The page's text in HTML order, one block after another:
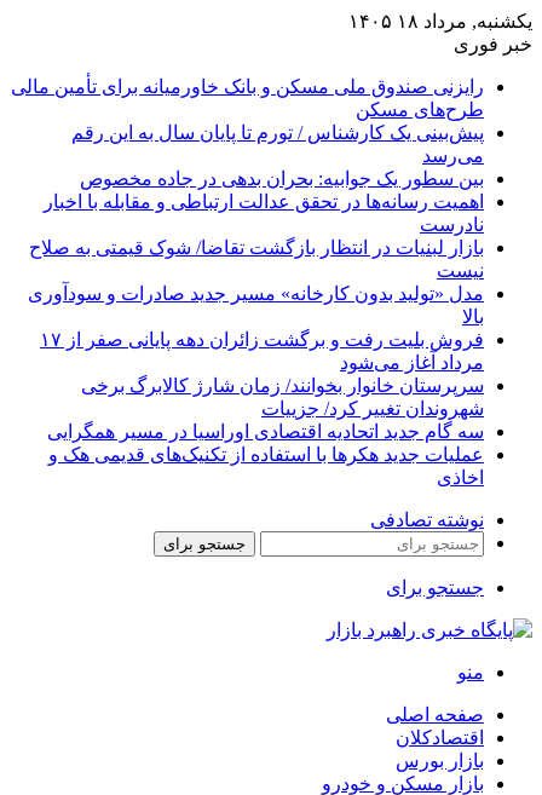
یکشنبه, مرداد ۱۸ ۱۴۰۵
خبر فوری
رایزنی صندوق ملی مسکن و بانک خاورمیانه برای تأمین مالی
طرح‌های مسکن
پیش‌بینی یک کارشناس / تورم تا پایان سال به این رقم
می‌رسد
بین سطور یک جوابیه: بحران بدهی در جاده مخصوص
اهمیت رسانه‌ها در تحقق عدالت ارتباطی و مقابله با اخبار
نادرست
بازار لبنیات در انتظار بازگشت تقاضا/ شوک قیمتی به صلاح
نیست
مدل «تولید بدون کارخانه» مسیر جدید صادرات و سودآوری
بالا
فروش بلیت رفت و برگشت زائران دهه پایانی صفر از ۱۷
مرداد آغاز می‌شود
سرپرستان خانوار بخوانند/ زمان شارژ کالابرگ برخی
شهروندان تغییر کرد/ جزییات
سه گام جدید اتحادیه اقتصادی اوراسیا در مسیر همگرایی
عملیات جدید هکرها با استفاده از تکنیک‌های قدیمی هک و
اخاذی
نوشته تصادفی
جستجو برای
جستجو برای
منو
صفحه اصلی
اقتصادکلان
بازار بورس
بازار مسکن و خودرو